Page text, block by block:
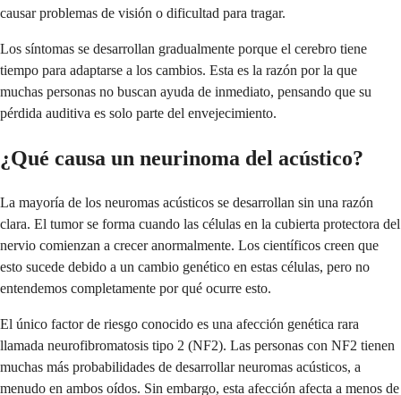
causar problemas de visión o dificultad para tragar.
Los síntomas se desarrollan gradualmente porque el cerebro tiene
tiempo para adaptarse a los cambios. Esta es la razón por la que
muchas personas no buscan ayuda de inmediato, pensando que su
pérdida auditiva es solo parte del envejecimiento.
¿Qué causa un neurinoma del acústico?
La mayoría de los neuromas acústicos se desarrollan sin una razón
clara. El tumor se forma cuando las células en la cubierta protectora del
nervio comienzan a crecer anormalmente. Los científicos creen que
esto sucede debido a un cambio genético en estas células, pero no
entendemos completamente por qué ocurre esto.
El único factor de riesgo conocido es una afección genética rara
llamada neurofibromatosis tipo 2 (NF2). Las personas con NF2 tienen
muchas más probabilidades de desarrollar neuromas acústicos, a
menudo en ambos oídos. Sin embargo, esta afección afecta a menos de